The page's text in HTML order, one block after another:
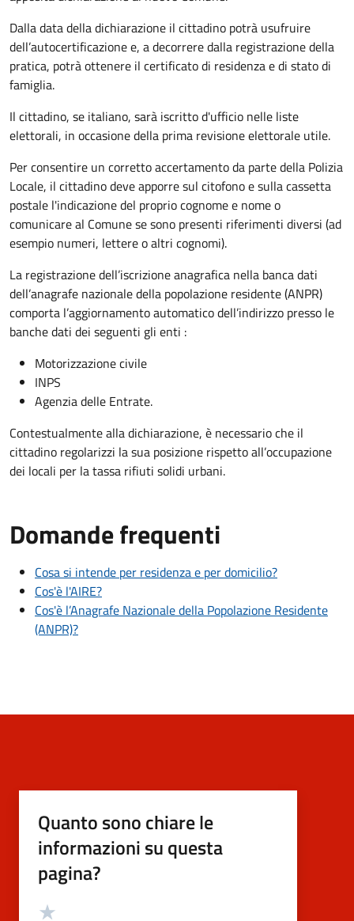
Dalla data della dichiarazione il cittadino potrà usufruire
dell’autocertificazione e, a decorrere dalla registrazione della
pratica, potrà ottenere il certificato di residenza e di stato di
famiglia.
Il cittadino, se italiano, sarà iscritto d'ufficio nelle liste
elettorali, in occasione della prima revisione elettorale utile.
Per consentire un corretto accertamento da parte della Polizia
Locale, il cittadino deve apporre sul citofono e sulla cassetta
postale l'indicazione del proprio cognome e nome o
comunicare al Comune se sono presenti riferimenti diversi (ad
esempio numeri, lettere o altri cognomi).
La registrazione dell’iscrizione anagrafica nella banca dati
dell’anagrafe nazionale della popolazione residente (ANPR)
comporta l’aggiornamento automatico dell’indirizzo presso le
banche dati dei seguenti gli enti :
Motorizzazione civile
INPS
Agenzia delle Entrate.
Contestualmente alla dichiarazione, è necessario che il
cittadino regolarizzi la sua posizione rispetto all’occupazione
dei locali per la tassa rifiuti solidi urbani.
Domande frequenti
Cosa si intende per residenza e per domicilio?
Cos'è l'AIRE?
Cos'è l’Anagrafe Nazionale della Popolazione Residente
(ANPR)?
Quanto sono chiare le
informazioni su questa
pagina?
Valutazione